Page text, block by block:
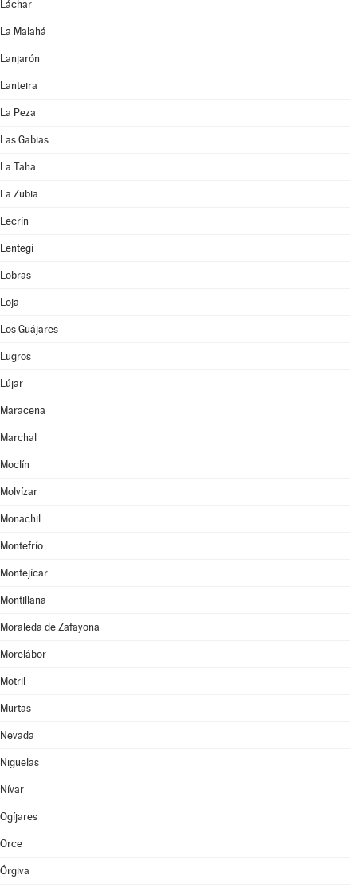
Láchar
La Malahá
Lanjarón
Lanteira
La Peza
Las Gabias
La Taha
La Zubia
Lecrín
Lentegí
Lobras
Loja
Los Guájares
Lugros
Lújar
Maracena
Marchal
Moclín
Molvízar
Monachil
Montefrío
Montejícar
Montillana
Moraleda de Zafayona
Morelábor
Motril
Murtas
Nevada
Nigüelas
Nívar
Ogíjares
Orce
Órgiva